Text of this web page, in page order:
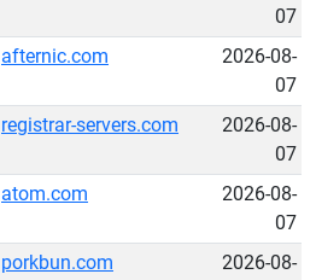
07
afternic.com
2026-08-
07
registrar-servers.com
2026-08-
07
atom.com
2026-08-
07
porkbun.com 2026-08-